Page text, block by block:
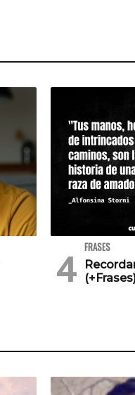
FRASES